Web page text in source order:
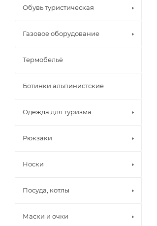
Обувь туристическая
Газовое оборудование
Термобельё
Ботинки альпинистские
Одежда для туризма
Рюкзаки
Носки
Посуда, котлы
Маски и очки